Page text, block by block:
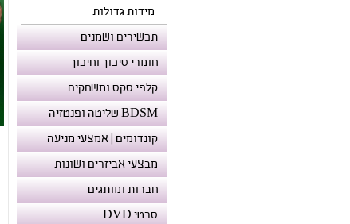
מידות גדולות
תכשירים ושמנים
חומרי סיכוך וחיכוך
קלפי סקס ומשחקים
BDSM שליטה ופנטזיה
קונדומים | אמצעי מניעה
מבצעי אביזרים ושונות
חברות ומותגים
סרטי DVD
מעכשיו לנוחיותכם :
דומיין מקוצר וקל
www.T4F.co.il